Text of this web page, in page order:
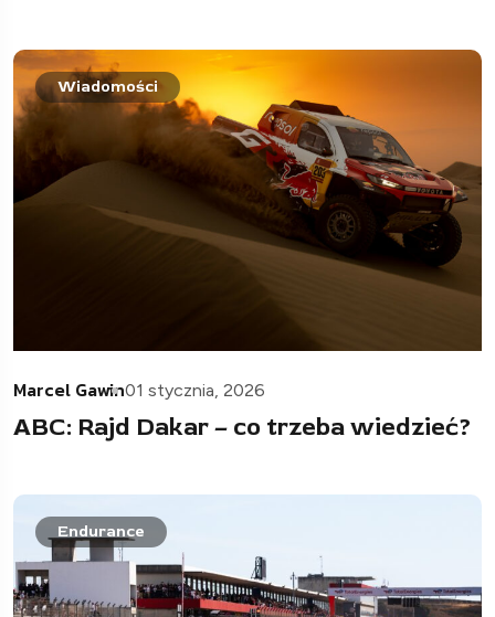
Wiadomości
Marcel Gawin01 stycznia, 2026
ABC: Rajd Dakar – co trzeba wiedzieć?
Endurance